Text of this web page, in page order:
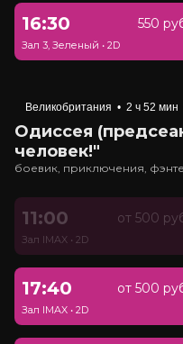
16:30 550
Зал 3, Зеленый • 2D
Великобритания • 2 ч 52 мин
Одиссея
человек!"
боевик, приключения,
11:00 от 500
Зал IMAX • 2D
17:40 от 500
Зал IMAX • 2D